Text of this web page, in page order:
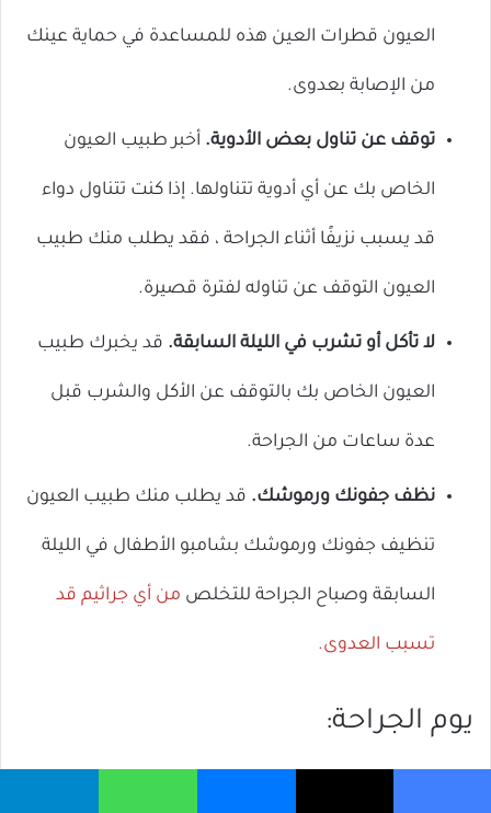
العيون قطرات العين هذه للمساعدة في حماية عينك
من الإصابة بعدوى.
توقف عن تناول بعض الأدوية. أخبر طبيب العيون
الخاص بك عن أي أدوية تتناولها. إذا كنت تتناول دواء
قد يسبب نزيفًا أثناء الجراحة ، فقد يطلب منك طبيب
العيون التوقف عن تناوله لفترة قصيرة.
لا تأكل أو تشرب في الليلة السابقة. قد يخبرك طبيب
العيون الخاص بك بالتوقف عن الأكل والشرب قبل
عدة ساعات من الجراحة.
نظف جفونك ورموشك. قد يطلب منك طبيب العيون
تنظيف جفونك ورموشك بشامبو الأطفال في الليلة
السابقة وصباح الجراحة للتخلص من أي جراثيم قد
تسبب العدوى.
يوم الجراحة: